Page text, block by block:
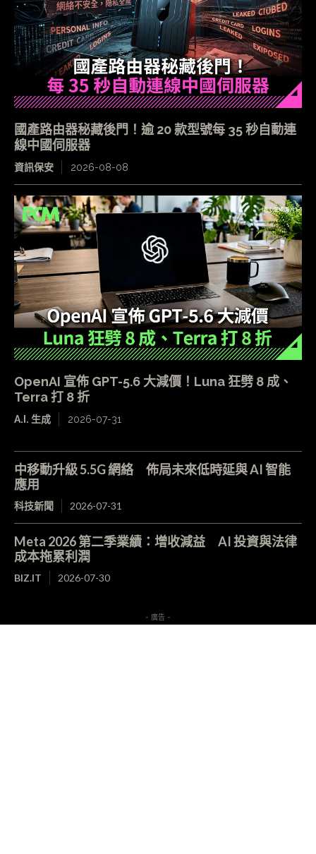
國產路由器秘藏後門！逾 20 款型號每 35 秒自動連
線中國伺服器
資訊保安 2026-08-08
OpenAI 宣佈 GPT-5.6 大減價！Luna 狂劈 8 成、
Terra 打 8 折
A.I. 生成 2026-07-31
中移動升級 5.5G 網絡 佈局未來低時延與 AI 智能
應用
科技新聞 2026-07-31
Meta 2026 第二季業績：增收減益 AI 投資與法律
成本拖累利潤
BIZ.IT 2026-07-30
- 廣告 -